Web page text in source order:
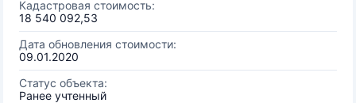
Кадастровая стоимость:
18 540 092,53
Дата обновления стоимости:
09.01.2020
Статус объекта:
Ранее учтенный